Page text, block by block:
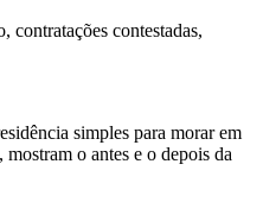
contratações contestadas,
simples para morar em
o antes e o depois da